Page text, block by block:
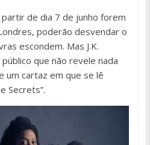
de dia 7 de junho forem
poderão desvendar o
escondem. Mas J.K.
que não revele nada
um cartaz em que se lê
Secrets”.